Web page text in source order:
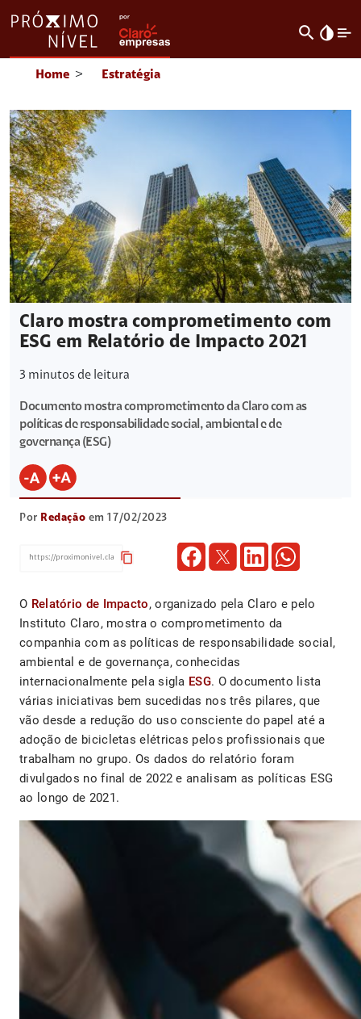
search invert_colors
Home > Estratégia
Claro mostra comprometimento com
ESG em Relatório de Impacto 2021
3 minutos de leitura
Documento mostra comprometimento da Claro com as
políticas de responsabilidade social, ambiental e de
governança (ESG)
Por Redação em 17/02/2023
content_copy
O Relatório de Impacto, organizado pela Claro e pelo
Instituto Claro, mostra o comprometimento da
companhia com as políticas de responsabilidade social,
ambiental e de governança, conhecidas
internacionalmente pela sigla ESG. O documento lista
várias iniciativas bem sucedidas nos três pilares, que
vão desde a redução do uso consciente do papel até a
adoção de bicicletas elétricas pelos profissionais que
trabalham no grupo. Os dados do relatório foram
divulgados no final de 2022 e analisam as políticas ESG
ao longo de 2021.